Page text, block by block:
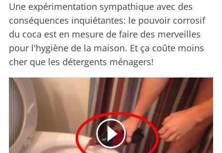
Une expérimentation sympathique avec des
conséquences inquiétantes: le pouvoir corrosif
du coca est en mesure de faire des merveilles
pour l'hygiène de la maison. Et ça coûte moins
cher que les détergents ménagers!